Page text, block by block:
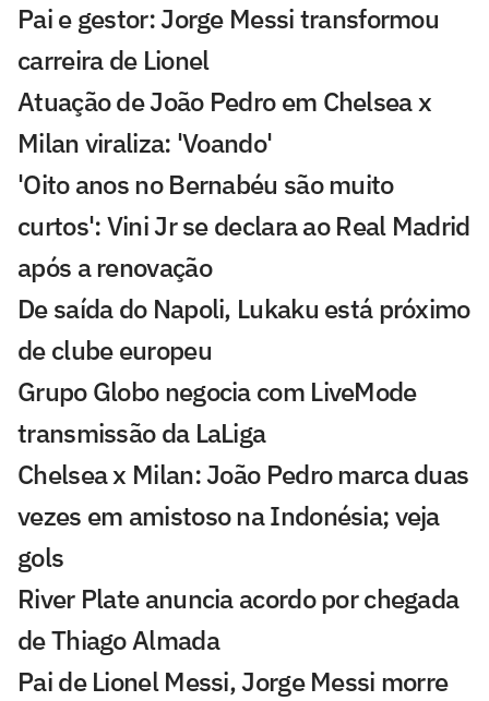
Pai e gestor: Jorge Messi transformou
carreira de Lionel
Atuação de João Pedro em Chelsea x
Milan viraliza: 'Voando'
'Oito anos no Bernabéu são muito
curtos': Vini Jr se declara ao Real Madrid
após a renovação
De saída do Napoli, Lukaku está próximo
de clube europeu
Grupo Globo negocia com LiveMode
transmissão da LaLiga
Chelsea x Milan: João Pedro marca duas
vezes em amistoso na Indonésia; veja
gols
River Plate anuncia acordo por chegada
de Thiago Almada
Pai de Lionel Messi, Jorge Messi morre